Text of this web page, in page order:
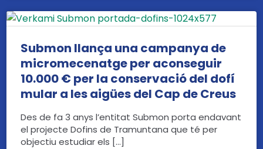
Submon llança una campanya de
micromecenatge per aconseguir
10.000 € per la conservació del dofí
mular a les aigües del Cap de Creus
Des de fa 3 anys l’entitat Submon porta endavant
el projecte Dofins de Tramuntana que té per
objectiu estudiar els […]